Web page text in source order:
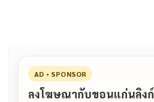
AD • SPONSOR
ลงโฆษณากับขอนแก่นลิงก์